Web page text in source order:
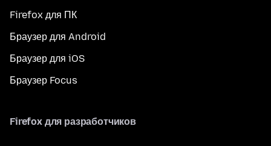
Firefox для ПК
Браузер для Android
Браузер для iOS
Браузер Focus
Firefox для разработчиков